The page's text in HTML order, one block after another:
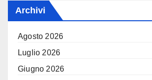
Archivi
Agosto 2026
Luglio 2026
Giugno 2026